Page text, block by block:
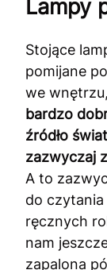
Lampy
Stojące
pomijane
we
bardzo
źródło
zazwyczaj
A to
do
ręcznych
nam
zapalona